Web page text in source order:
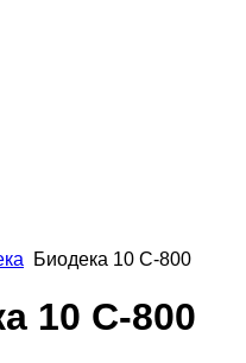
Биодека 10 C-800
10 C-800